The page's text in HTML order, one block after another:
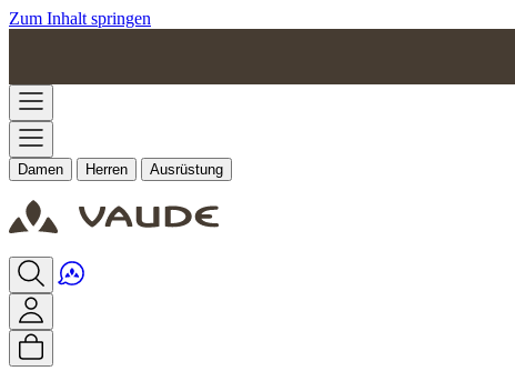
Zum Inhalt springen
Damen Herren Ausrüstung